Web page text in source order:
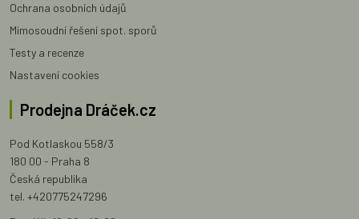
Ochrana osobních údajů
Mimosoudní řešení spot. sporů
Testy a recenze
Nastavení cookies
Prodejna Dráček.cz
Pod Kotlaskou 558/3
180 00 - Praha 8
Česká republika
tel. +420775247296